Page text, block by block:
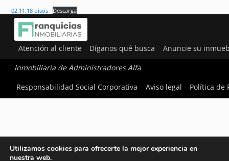
02.11.18 pisos Descarga
Atención al cliente Díganos qué busca Anuncie su
Inmobiliaria de Administradores Alfa
Responsabilidad Social Corporativa
Aviso legal Política de
Utilizamos cookies para ofrecerte la mejor experiencia en
nuestra web.